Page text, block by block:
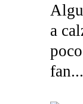
a
fan...